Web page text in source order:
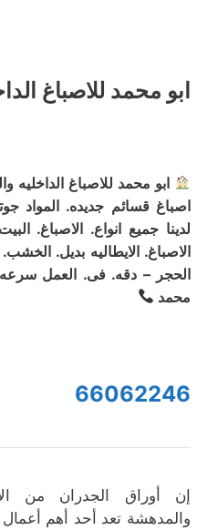
ابو محمد للاصباغ
ابو محمد للاصباغ
اصباغ قسائم جديده. المواد
لدينا جميع انواع. الاصباغ.
الاصباغ. الايطاليه بديل.
الحجر – دقه. فى. العمل سرعه.
محمد
66062246
إن أوراق الجدران من
والمدهشة تعد أحد أهم